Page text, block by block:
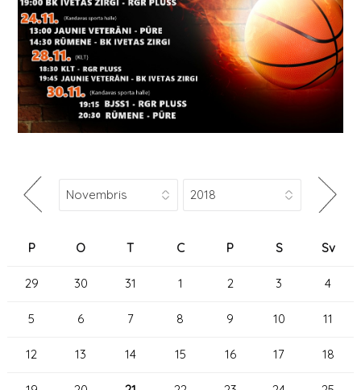
P O T C P S Sv
29 30 31 1 2 3 4
5 6 7 8 9 10 11
12 13 14 15 16 17 18